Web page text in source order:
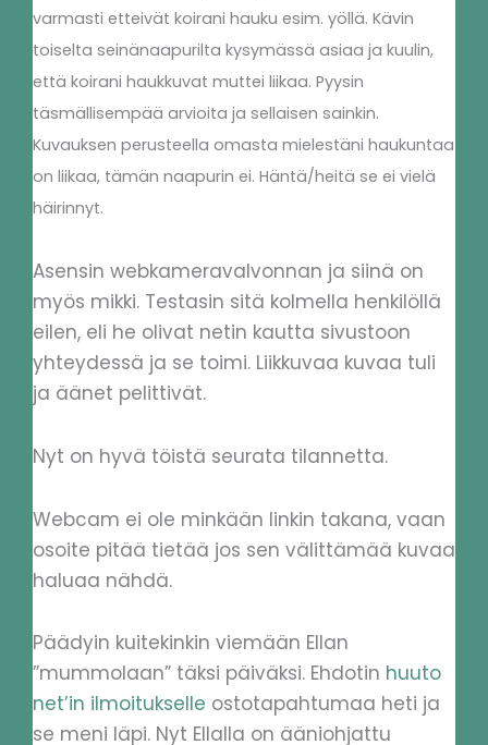
varmasti etteivät koirani hauku esim. yöllä. Kävin
toiselta seinänaapurilta kysymässä asiaa ja kuulin,
että koirani haukkuvat muttei liikaa. Pyysin
täsmällisempää arvioita ja sellaisen sainkin.
Kuvauksen perusteella omasta mielestäni haukuntaa
on liikaa, tämän naapurin ei. Häntä/heitä se ei vielä
häirinnyt.
Asensin webkameravalvonnan ja siinä on
myös mikki. Testasin sitä kolmella henkilöllä
eilen, eli he olivat netin kautta sivustoon
yhteydessä ja se toimi. Liikkuvaa kuvaa tuli
ja äänet pelittivät.
Nyt on hyvä töistä seurata tilannetta.
Webcam ei ole minkään linkin takana, vaan
osoite pitää tietää jos sen välittämää kuvaa
haluaa nähdä.
Päädyin kuitekinkin viemään Ellan
”mummolaan” täksi päiväksi. Ehdotin huuto
net’in ilmoitukselle ostotapahtumaa heti ja
se meni läpi. Nyt Ellalla on ääniohjattu